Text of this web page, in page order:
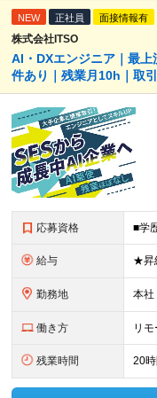
NEW 正社員 面接情報有
株式会社ITSO
AI・DXエンジニア｜最
件あり｜残業月10h｜取
応募資格
給与
勤務地
働き方 リ
残業時間 20